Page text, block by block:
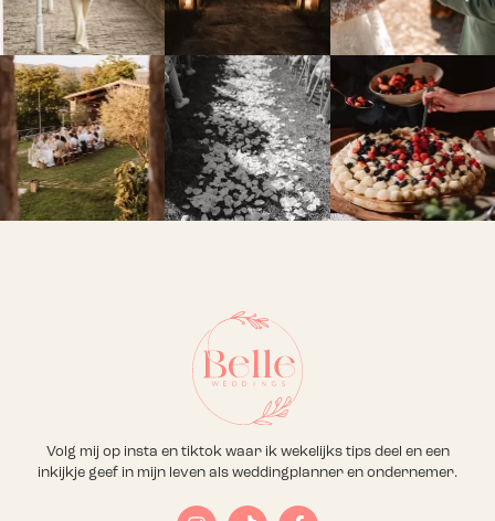
Volg mij op insta en tiktok waar ik wekelijks tips deel en een
inkijkje geef in mijn leven als weddingplanner en ondernemer.